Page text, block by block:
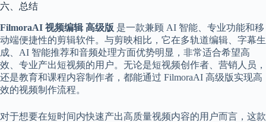
六、总结
FilmoraAI 视频编辑 高级版 是一款兼顾 AI 智能、专业功能和移
动端便捷性的剪辑软件。与剪映相比，它在多轨道编辑、字幕生
成、AI 智能推荐和音频处理方面优势明显，非常适合希望高
效、专业产出短视频的用户。无论是短视频创作者、营销人员，
还是教育和课程内容制作者，都能通过 FilmoraAI 高级版实现高
效的视频制作流程。
对于想要在短时间内快速产出高质量视频内容的用户而言，这款